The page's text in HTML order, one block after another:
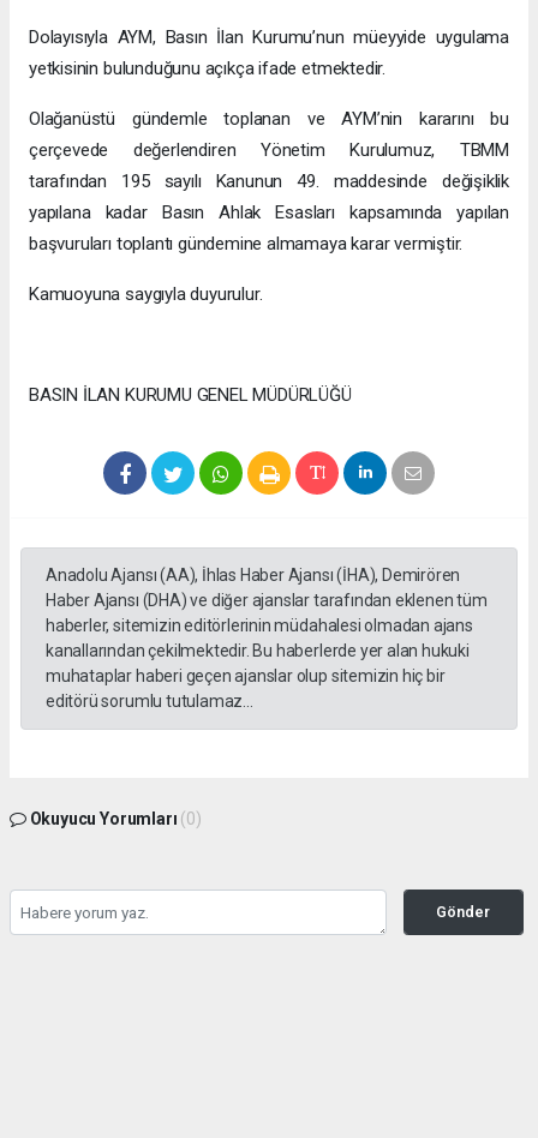
Dolayısıyla AYM, Basın İlan Kurumu’nun müeyyide uygulama
yetkisinin bulunduğunu açıkça ifade etmektedir.
Olağanüstü gündemle toplanan ve AYM’nin kararını bu
çerçevede değerlendiren Yönetim Kurulumuz, TBMM
tarafından 195 sayılı Kanunun 49. maddesinde değişiklik
yapılana kadar Basın Ahlak Esasları kapsamında yapılan
başvuruları toplantı gündemine almamaya karar vermiştir.
Kamuoyuna saygıyla duyurulur.
BASIN İLAN KURUMU GENEL MÜDÜRLÜĞÜ
Anadolu Ajansı (AA), İhlas Haber Ajansı (İHA), Demirören
Haber Ajansı (DHA) ve diğer ajanslar tarafından eklenen tüm
haberler, sitemizin editörlerinin müdahalesi olmadan ajans
kanallarından çekilmektedir. Bu haberlerde yer alan hukuki
muhataplar haberi geçen ajanslar olup sitemizin hiç bir
editörü sorumlu tutulamaz...
Okuyucu Yorumları (0)
Gönder